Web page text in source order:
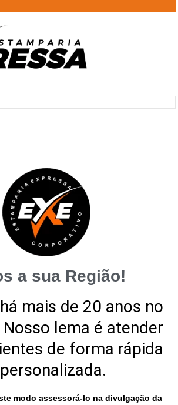
a sua Região!
mais de 20 anos no
lema é atender
de forma rápida
modo assessorá-lo na divulgação da